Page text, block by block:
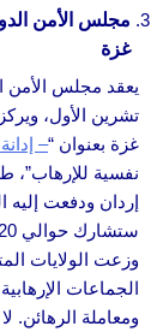
مجلس الأمن
غزة
تشرين الأول،
غزة بعنوان “– إدانة
نفسية للإرهاب”،
إردان ودفعت إليه
وزعت الولايات
الجماعات
ومعاملة الرهائن.